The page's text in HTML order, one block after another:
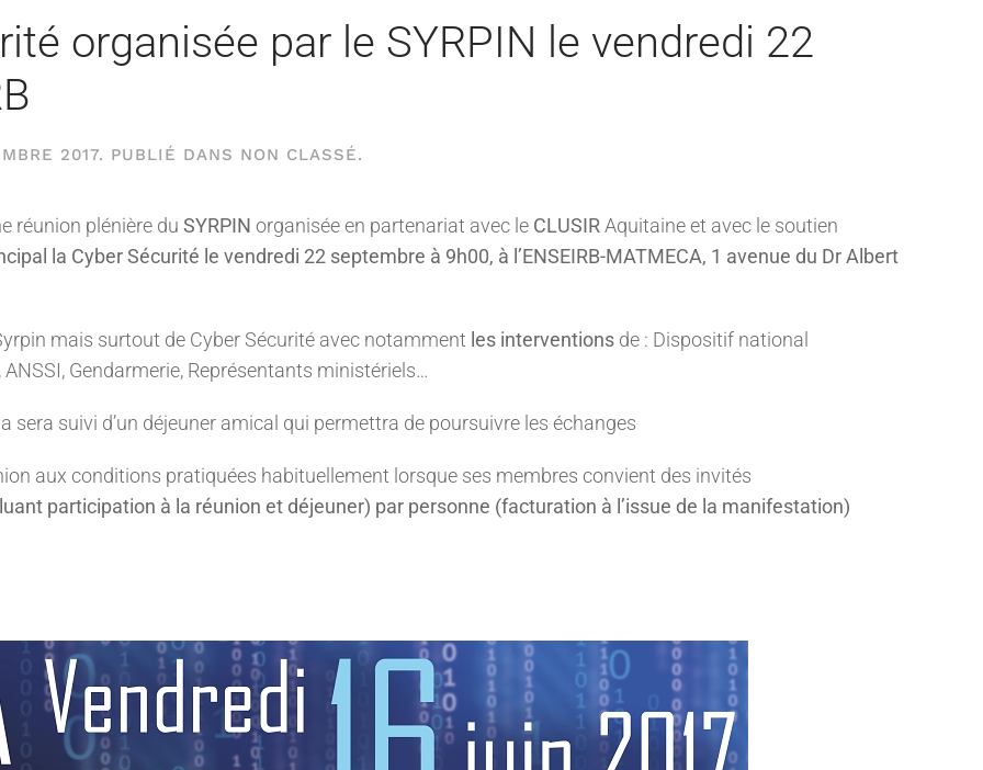
organisée par le SYRPIN le vendredi 22
2017. PUBLIÉ DANS NON CLASSÉ.
réunion plénière du SYRPIN organisée en partenariat avec le CLUSIR Aquitaine et avec le soutien
la Cyber Sécurité le vendredi 22 septembre à 9h00, à l’ENSEIRB-MATMECA, 1 avenue du Dr Albert
mais surtout de Cyber Sécurité avec notamment les interventions de : Dispositif national
Gendarmerie, Représentants ministériels…
suivi d’un déjeuner amical qui permettra de poursuivre les échanges
aux conditions pratiquées habituellement lorsque ses membres convient des invités
participation à la réunion et déjeuner) par personne (facturation à l’issue de la manifestation)